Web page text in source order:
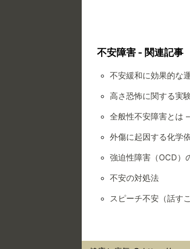
不安障害 - 関連記事
不安緩和に効果的な
高さ恐怖に関する実
全般性不安障害とは
外傷に起因する化学
強迫性障害（OCD）
不安の対処法
スピーチ不安（話す